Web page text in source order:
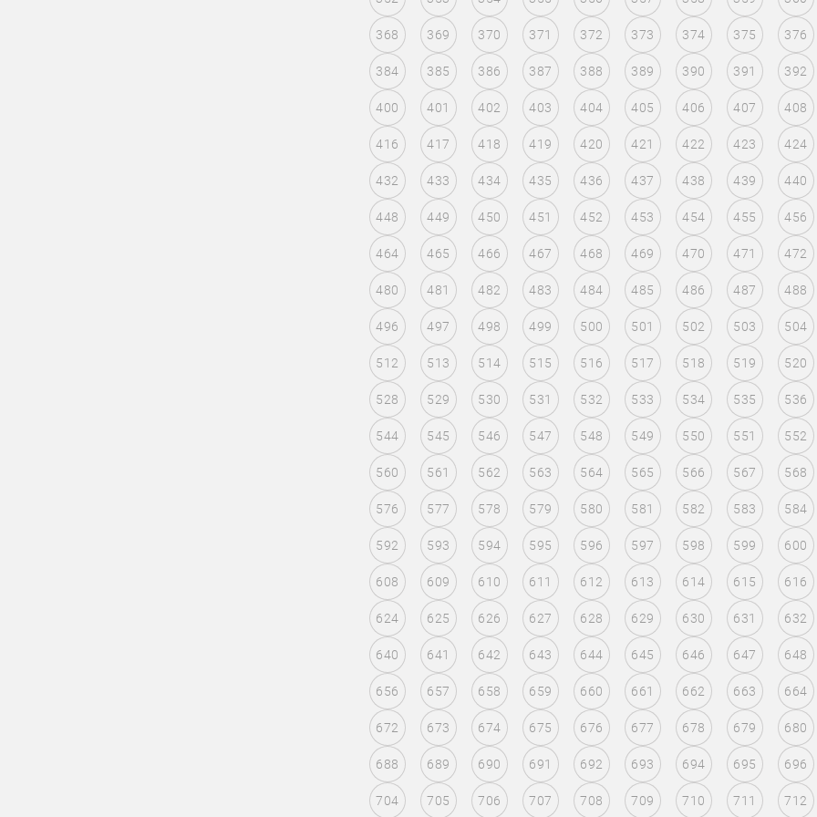
368 369 370 371 372 373 374 375 376
384 385 386 387 388 389 390 391 392
400 401 402 403 404 405 406 407 408
416 417 418 419 420 421 422 423 424
432 433 434 435 436 437 438 439 440
448 449 450 451 452 453 454 455 456
464 465 466 467 468 469 470 471 472
480 481 482 483 484 485 486 487 488
496 497 498 499 500 501 502 503 504
512 513 514 515 516 517 518 519 520
528 529 530 531 532 533 534 535 536
544 545 546 547 548 549 550 551 552
560 561 562 563 564 565 566 567 568
576 577 578 579 580 581 582 583 584
592 593 594 595 596 597 598 599 600
608 609 610 611 612 613 614 615 616
624 625 626 627 628 629 630 631 632
640 641 642 643 644 645 646 647 648
656 657 658 659 660 661 662 663 664
672 673 674 675 676 677 678 679 680
688 689 690 691 692 693 694 695 696
704 705 706 707 708 709 710 711 712